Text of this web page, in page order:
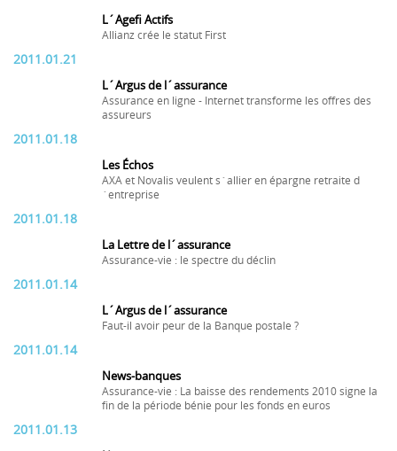
L´Agefi Actifs
Allianz crée le statut First
2011.01.21
L´Argus de l´assurance
Assurance en ligne - Internet transforme les offres des
assureurs
2011.01.18
Les Échos
AXA et Novalis veulent s´allier en épargne retraite d
´entreprise
2011.01.18
La Lettre de l´assurance
Assurance-vie : le spectre du déclin
2011.01.14
L´Argus de l´assurance
Faut-il avoir peur de la Banque postale ?
2011.01.14
News-banques
Assurance-vie : La baisse des rendements 2010 signe la
fin de la période bénie pour les fonds en euros
2011.01.13